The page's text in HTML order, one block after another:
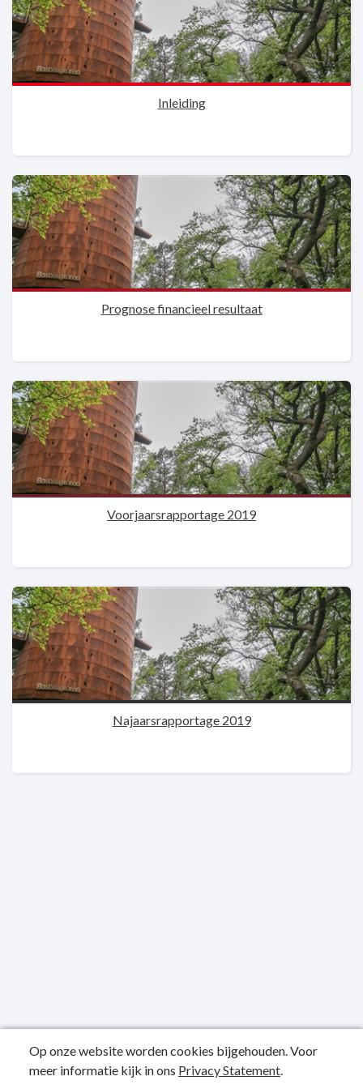
Inleiding
Prognose financieel resultaat
Voorjaarsrapportage 2019
Najaarsrapportage 2019
Op onze website worden cookies bijgehouden. Voor
meer informatie kijk in ons Privacy Statement.